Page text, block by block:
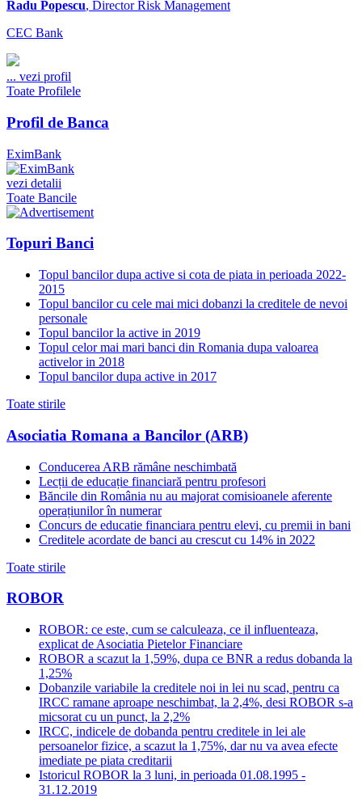
Radu Popescu, Director Risk Management
CEC Bank
... vezi profil
Toate Profilele
Profil de Banca
EximBank
vezi detalii
Toate Bancile
Topuri Banci
Topul bancilor dupa active si cota de piata in perioada 2022-
2015
Topul bancilor cu cele mai mici dobanzi la creditele de nevoi
personale
Topul bancilor la active in 2019
Topul celor mai mari banci din Romania dupa valoarea
activelor in 2018
Topul bancilor dupa active in 2017
Toate stirile
Asociatia Romana a Bancilor (ARB)
Conducerea ARB rămâne neschimbată
Lecții de educație financiară pentru profesori
Băncile din România nu au majorat comisioanele aferente
operațiunilor în numerar
Concurs de educatie financiara pentru elevi, cu premii in bani
Creditele acordate de banci au crescut cu 14% in 2022
Toate stirile
ROBOR
ROBOR: ce este, cum se calculeaza, ce il influenteaza,
explicat de Asociatia Pietelor Financiare
ROBOR a scazut la 1,59%, dupa ce BNR a redus dobanda la
1,25%
Dobanzile variabile la creditele noi in lei nu scad, pentru ca
IRCC ramane aproape neschimbat, la 2,4%, desi ROBOR s-a
micsorat cu un punct, la 2,2%
IRCC, indicele de dobanda pentru creditele in lei ale
persoanelor fizice, a scazut la 1,75%, dar nu va avea efecte
imediate pe piata creditarii
Istoricul ROBOR la 3 luni, in perioada 01.08.1995 -
31.12.2019